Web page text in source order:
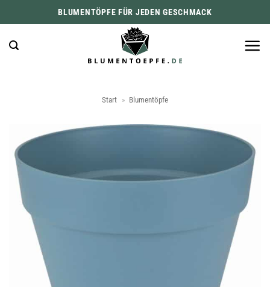
Inhalt
springen
BLUMENTÖPFE FÜR JEDEN GESCHMACK
Start » Blumentöpfe